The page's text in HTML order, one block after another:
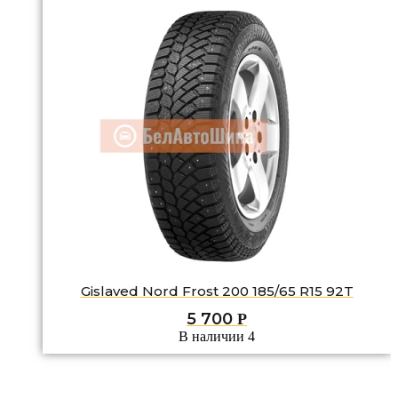
Gislaved Nord Frost 200 185/65 R15 92T
5 700 Р
В наличии 4